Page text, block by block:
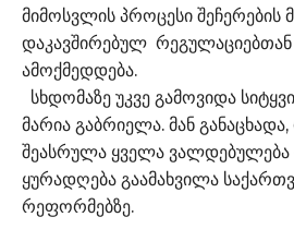
მიმოსვლის პროცესი შეჩერების
დაკავშირებულ
ამოქმედდება.
სხდომაზე უკვე გამოვიდა
მარია გაბრიელა. მან
შეასრულა ყველა ვალდებულება
ყურადღება გაამახვილა
რეფორმებზე.